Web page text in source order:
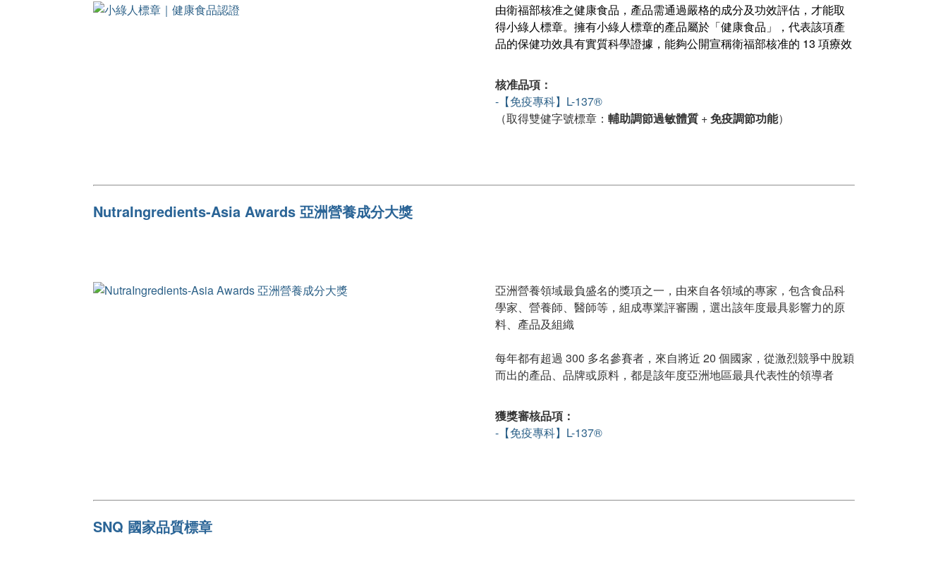
由衛福部核准之健康食品，產品需通過嚴格的成分及功效評估，才能取
得小綠人標章。擁有小綠人標章的產品屬於「健康食品」，代表該項產
品的保健功效具有實質科學證據，能夠公開宣稱衛福部核准的 13 項療效
核准品項：
-【免疫專科】L-137®
（取得雙健字號標章： 輔助調節過敏體質 +免疫調節功能）
NutraIngredients-Asia Awards 亞洲營養成分大獎
亞洲營養領域最負盛名的獎項之一，由來自各領域的專家，包含食品科
學家、營養師、醫師等，組成專業評審團，選出該年度最具影響力的原
料、產品及組織
每年都有超過 300 多名參賽者，來自將近 20 個國家，從激烈競爭中脫穎
而出的產品、品牌或原料，都是該年度亞洲地區最具代表性的領導者
獲獎審核品項：
-【免疫專科】L-137®
SNQ 國家品質標章